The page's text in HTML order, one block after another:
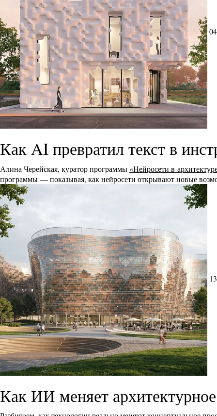
Как AI превратил текст в
Алина Черейская, куратор программы «Нейросети в
программы — показывая, как нейросети открывают новые
Как ИИ меняет